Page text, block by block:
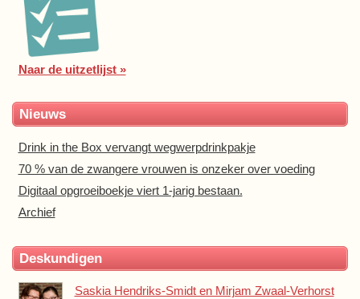
Naar de uitzetlijst »
Nieuws
Drink in the Box vervangt wegwerpdrinkpakje
70 % van de zwangere vrouwen is onzeker over voeding
Digitaal opgroeiboekje viert 1-jarig bestaan.
Archief
Deskundigen
Saskia Hendriks-Smidt en Mirjam Zwaal-Verhorst